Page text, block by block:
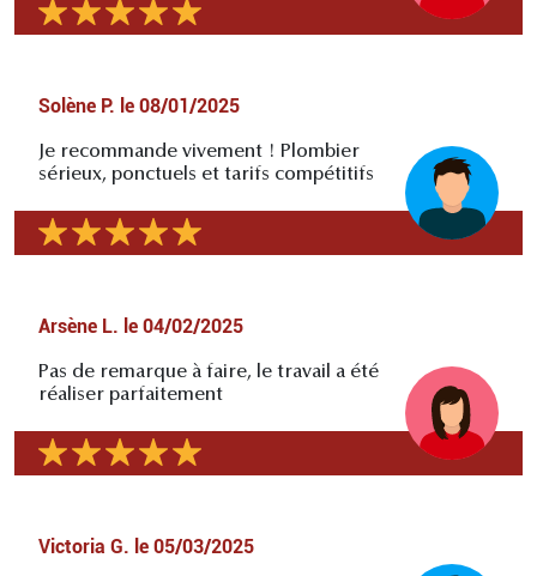
Solène P. le 08/01/2025
Je recommande vivement ! Plombier
sérieux, ponctuels et tarifs compétitifs
Arsène L. le 04/02/2025
Pas de remarque à faire, le travail a été
réaliser parfaitement
Victoria G. le 05/03/2025